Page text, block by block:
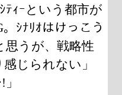
ﾃｨｰという都市が
ｼﾅﾘｵはけっこう
思うが、戦略性
じられない」